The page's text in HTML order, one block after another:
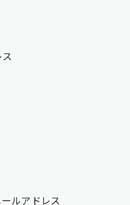
ルアドレス